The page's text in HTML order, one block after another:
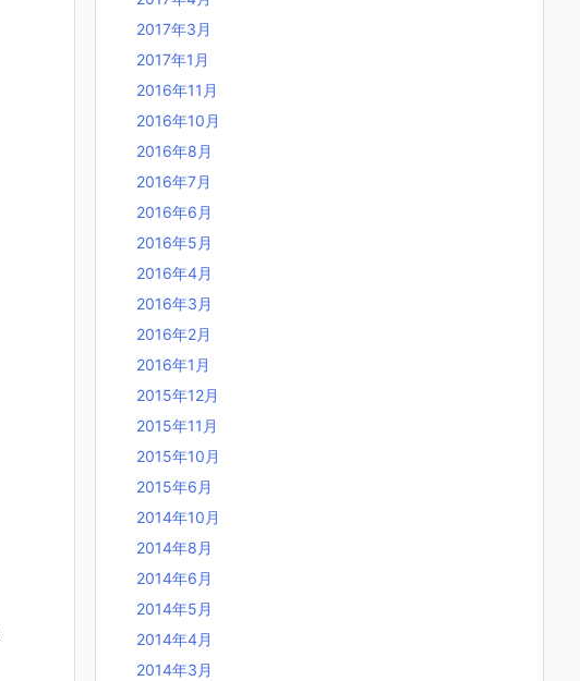
2017年3月
2017年1月
2016年11月
2016年10月
2016年8月
2016年7月
2016年6月
2016年5月
2016年4月
2016年3月
2016年2月
2016年1月
2015年12月
2015年11月
2015年10月
2015年6月
2014年10月
2014年8月
2014年6月
2014年5月
2014年4月
2014年3月